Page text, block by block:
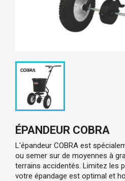
ÉPANDEUR COBRA
L'épandeur COBRA est
ou semer sur de moyennes à
terrains accidentés. Limitez les
votre épandage est optimal et